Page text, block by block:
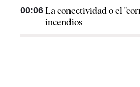
00:06 La conectividad o el
incendios